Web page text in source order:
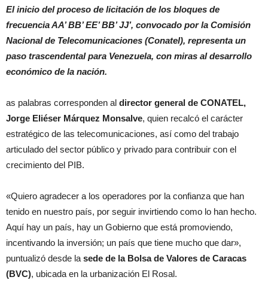
El inicio del proceso de licitación de los bloques de
frecuencia AA’ BB’ EE’ BB’ JJ’, convocado por la Comisión
Nacional de Telecomunicaciones (Conatel), representa un
paso trascendental para Venezuela, con miras al desarrollo
económico de la nación.
as palabras corresponden al director general de CONATEL,
Jorge Eliéser Márquez Monsalve, quien recalcó el carácter
estratégico de las telecomunicaciones, así como del trabajo
articulado del sector público y privado para contribuir con el
crecimiento del PIB.
«Quiero agradecer a los operadores por la confianza que han
tenido en nuestro país, por seguir invirtiendo como lo han hecho.
Aquí hay un país, hay un Gobierno que está promoviendo,
incentivando la inversión; un país que tiene mucho que dar»,
puntualizó desde la sede de la Bolsa de Valores de Caracas
(BVC), ubicada en la urbanización El Rosal.